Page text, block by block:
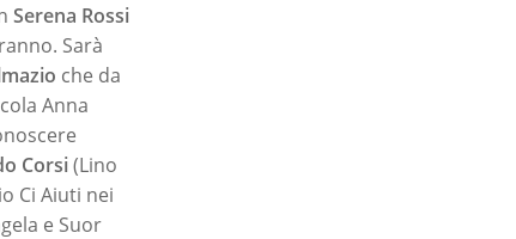
Serena Rossi
Sarà
che da
Anna
Corsi(Lino
Ci Aiuti nei
e Suor